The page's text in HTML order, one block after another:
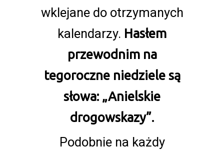
wklejane do otrzymanych
kalendarzy. Hasłem
przewodnim na
tegoroczne niedziele są
słowa: „Anielskie
drogowskazy”.
Podobnie na każdy